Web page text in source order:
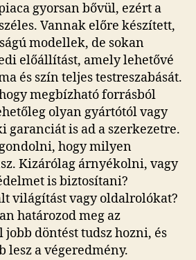
gyorsan bővül, ezért a
Vannak előre készített,
modellek, de sokan
előállítást, amely lehetővé
és szín teljes testreszabását.
megbízható forrásból
olyan gyártótól vagy
garanciát is ad a szerkezetre.
hogy milyen
Kizárólag árnyékolni, vagy
is biztosítani?
világítást vagy oldalrolókat?
határozod meg az
döntést tudsz hozni, és
lesz a végeredmény.